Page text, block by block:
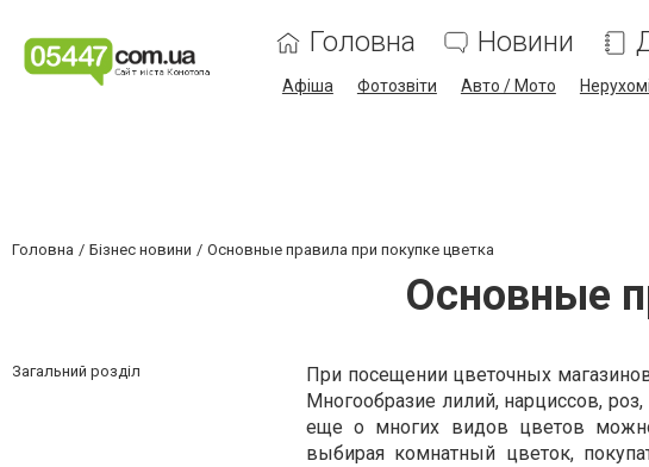
Головна Новини
Афіша Фотозвіти Авто / Мото
Головна Бізнес новини Основные правила при покупке цветка
Основные
Загальний розділ
При посещении цветочных
Многообразие лилий, нарциссов,
еще о многих видов цветов
выбирая комнатный цветок,